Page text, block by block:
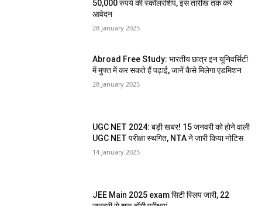
50,000 रुपये की स्कॉलरशिप, इस तारीख तक करें
आवेदन
28 January 2025
Abroad Free Study: भारतीय छात्र इन यूनिवर्सिटी
में मुफ्त में कर सकते हैं पढ़ाई, जानें कैसे मिलेगा एडमिशन
28 January 2025
UGC NET 2024: बड़ी खबर! 15 जनवरी को होने वाली
UGC NET परीक्षा स्थगित, NTA ने जारी किया नोटिस
14 January 2025
JEE Main 2025 exam सिटी स्लिप जारी, 22